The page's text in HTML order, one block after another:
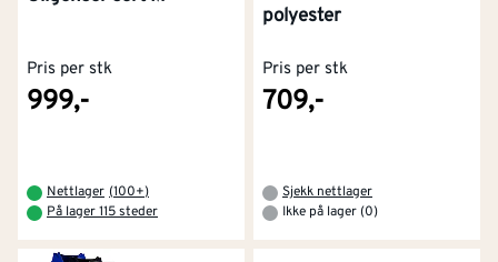
Pris per stk
999,-
Nettlager (100+)
På lager 115 steder
polyester
Pris per stk
709,-
Sjekk nettlager
Ikke på lager (0)